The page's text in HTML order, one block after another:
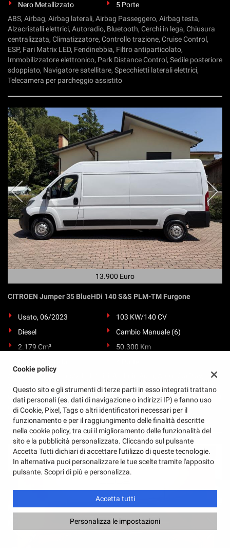
Nero Metallizzato
5 Porte
ABS, Airbag, Airbag laterali, Airbag Passeggero, Airbag testa,
Alzacristalli elettrici, Autoradio, Bluetooth, Cerchi in lega, Chiusura
centralizzata, Climatizzatore, Controllo trazione, Cruise Control,
ESP, Fari Matrix LED, Fendinebbia, Filtro antiparticolato,
Immobilizzatore elettronico, Park Distance Control, Sedile posteriore
sdoppiato, Navigatore satellitare, Specchietti laterali elettrici,
Telecamera per parcheggio assistito
13.900 Euro
CITROEN Jumper 35 BlueHDi 140 S&S PLM-TM Furgone
Usato, 06/2023
103 KW/140 CV
Diesel
Cambio Manuale (6)
2.179 Cm³
50.300 Km
ABS, Airbag, Alzacristalli elettrici, Android Auto, Apple CarPlay,
Autoradio, Bluetooth, Bracciolo, Carplay, Chiusura centralizzata,
Cruise Control, ESP, Immobilizzatore elettronico, Radio DAB, Sensori
di parcheggio posteriori, Servosterzo, Specchietti laterali elettrici,
Touch screen, USB, Vivavoce, Volante multifunzione
Cookie policy
Questo sito e gli strumenti di terze parti in esso integrati trattano
dati personali (es. dati di navigazione o indirizzi IP) e fanno uso
di Cookie, Pixel, Tags o altri identificatori necessari per il
funzionamento e per il raggiungimento delle finalità descritte
nella cookie policy, tra cui il miglioramento delle funzionalità del
sito e la pubblicità personalizzata. Cliccando sul pulsante
Accetta Tutti dichiari di accettare l'utilizzo di queste tecnologie.
In alternativa puoi personalizzare le tue scelte tramite l'apposito
pulsante. Scopri di più e personalizza.
Accetta tutti
Personalizza le impostazioni